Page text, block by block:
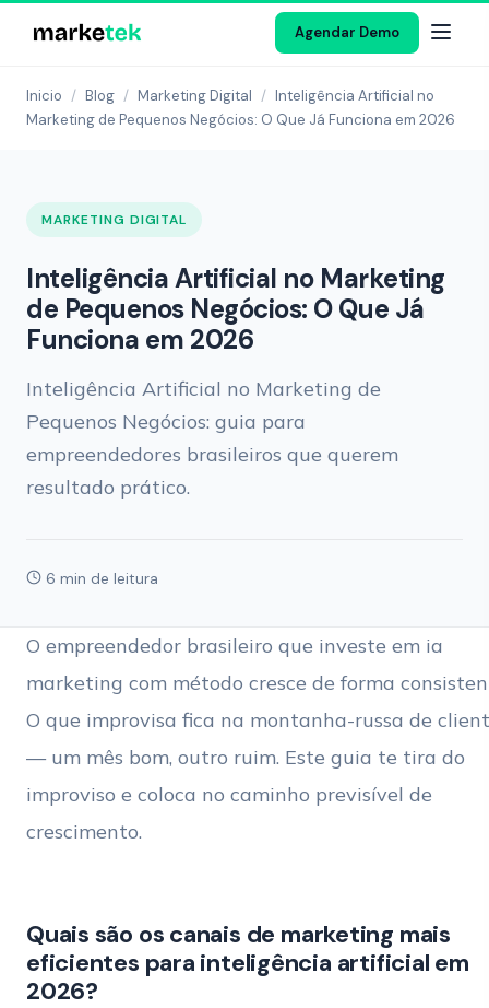
Agendar Demo
Inicio / Blog / Marketing Digital / Inteligência Artificial no
Marketing de Pequenos Negócios: O Que Já Funciona em 2026
MARKETING DIGITAL
Inteligência Artificial no Marketing
de Pequenos Negócios: O Que Já
Funciona em 2026
Inteligência Artificial no Marketing de
Pequenos Negócios: guia para
empreendedores brasileiros que querem
resultado prático.
6 min de leitura
O empreendedor brasileiro que investe em ia
marketing com método cresce de forma
O que improvisa fica na montanha-russa de
— um mês bom, outro ruim. Este guia te tira do
improviso e coloca no caminho previsível de
crescimento.
Quais são os canais de marketing mais
eficientes para inteligência artificial em
2026?